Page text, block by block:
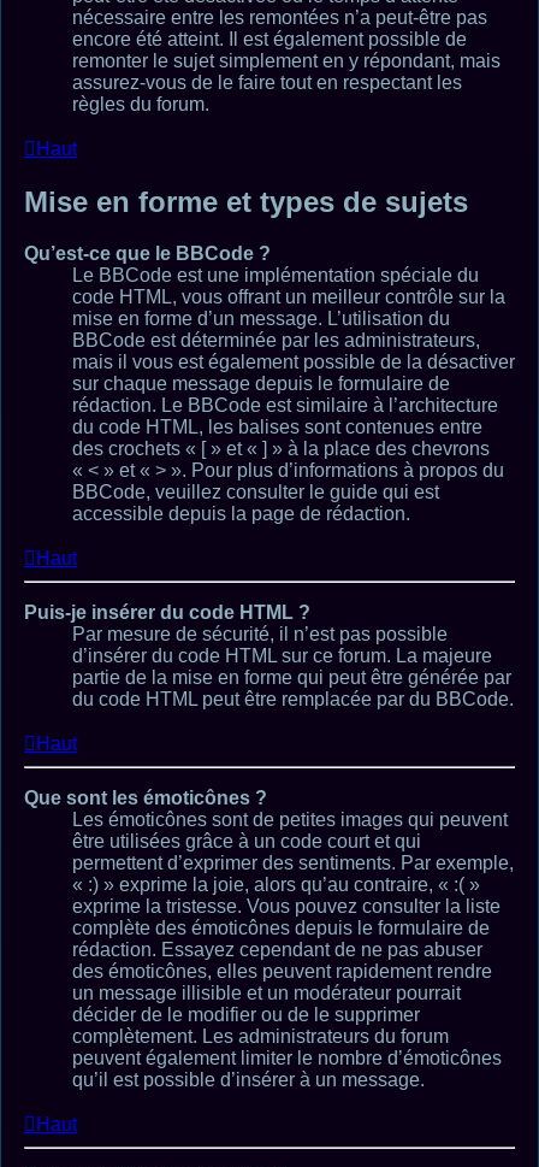
nécessaire entre les remontées n’a peut-être pas
encore été atteint. Il est également possible de
remonter le sujet simplement en y répondant, mais
assurez-vous de le faire tout en respectant les
règles du forum.
Haut
Mise en forme et types de sujets
Qu’est-ce que le BBCode ?
Le BBCode est une implémentation spéciale du
code HTML, vous offrant un meilleur contrôle sur la
mise en forme d’un message. L’utilisation du
BBCode est déterminée par les administrateurs,
mais il vous est également possible de la désactiver
sur chaque message depuis le formulaire de
rédaction. Le BBCode est similaire à l’architecture
du code HTML, les balises sont contenues entre
des crochets « [ » et « ] » à la place des chevrons
« < » et « > ». Pour plus d’informations à propos du
BBCode, veuillez consulter le guide qui est
accessible depuis la page de rédaction.
Haut
Puis-je insérer du code HTML ?
Par mesure de sécurité, il n’est pas possible
d’insérer du code HTML sur ce forum. La majeure
partie de la mise en forme qui peut être générée par
du code HTML peut être remplacée par du BBCode.
Haut
Que sont les émoticônes ?
Les émoticônes sont de petites images qui peuvent
être utilisées grâce à un code court et qui
permettent d’exprimer des sentiments. Par exemple,
« :) » exprime la joie, alors qu’au contraire, « :( »
exprime la tristesse. Vous pouvez consulter la liste
complète des émoticônes depuis le formulaire de
rédaction. Essayez cependant de ne pas abuser
des émoticônes, elles peuvent rapidement rendre
un message illisible et un modérateur pourrait
décider de le modifier ou de le supprimer
complètement. Les administrateurs du forum
peuvent également limiter le nombre d’émoticônes
qu’il est possible d’insérer à un message.
Haut